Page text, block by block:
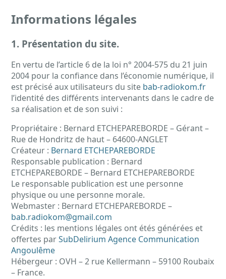
Informations légales
1. Présentation du site.
En vertu de l’article 6 de la loi n° 2004-575 du 21 juin
2004 pour la confiance dans l’économie numérique, il
est précisé aux utilisateurs du site bab-radiokom.fr
l’identité des différents intervenants dans le cadre de
sa réalisation et de son suivi :
Propriétaire : Bernard ETCHEPAREBORDE – Gérant –
Rue de Hondritz de haut – 64600-ANGLET
Créateur : Bernard ETCHEPAREBORDE
Responsable publication : Bernard
ETCHEPAREBORDE – Bernard ETCHEPAREBORDE
Le responsable publication est une personne
physique ou une personne morale.
Webmaster : Bernard ETCHEPAREBORDE –
bab.radiokom@gmail.com
Crédits : les mentions légales ont étés générées et
offertes parSubDelirium Agence Communication
Angoulême
Hébergeur : OVH – 2 rue Kellermann – 59100 Roubaix
– France.